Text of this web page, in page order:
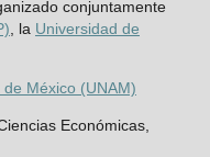
conjuntamente
, la Universidad de
México (UNAM)
Económicas,